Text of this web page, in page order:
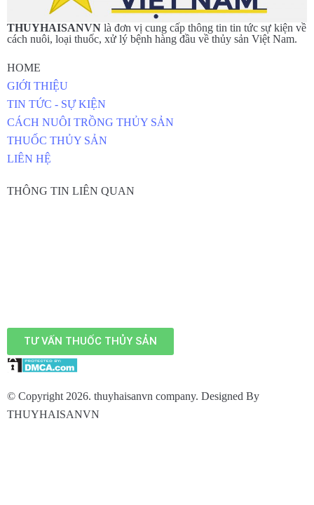
THUYHAISANVN là đơn vị cung cấp thông tin tin tức sự kiện về
cách nuôi, loại thuốc, xử lý bệnh hàng đầu về thủy sản Việt Nam.
HOME
GIỚI THIỆU
TIN TỨC - SỰ KIỆN
CÁCH NUÔI TRỒNG THỦY SẢN
THUỐC THỦY SẢN
LIÊN HỆ
THÔNG TIN LIÊN QUAN
TƯ VẤN THUỐC THỦY SẢN
© Copyright 2026. thuyhaisanvn company. Designed By
THUYHAISANVN